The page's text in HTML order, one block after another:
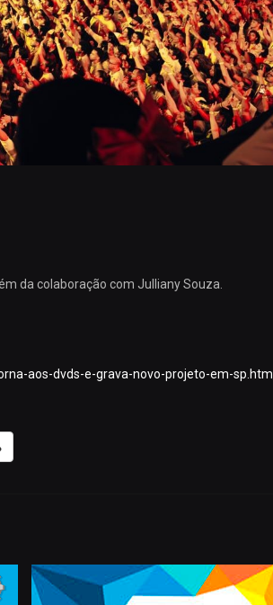
da colaboração com Julliany Souza.
aos-dvds-e-grava-novo-projeto-em-sp.html